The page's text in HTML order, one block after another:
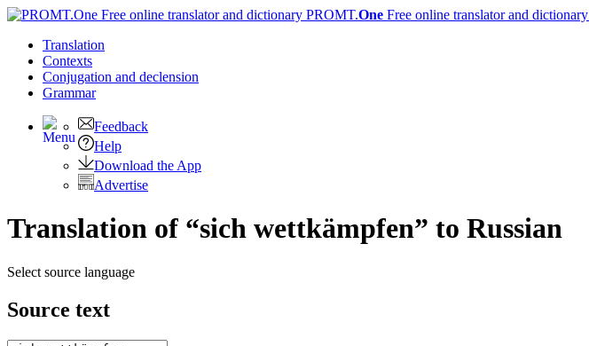
PROMT.One Free online translator and dictionary
Translation
Contexts
Conjugation and declension
Grammar
Feedback
Help
Download the App
Advertise
Translation of “sich wettkämpfen” to Russian
Select source language
Source text